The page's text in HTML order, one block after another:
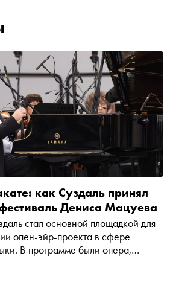
как Суздаль принял
Дениса Мацуева
стал основной площадкой для
опен-эйр-проекта в сфере
В программе были опера,
Большого и Мариинского театров и